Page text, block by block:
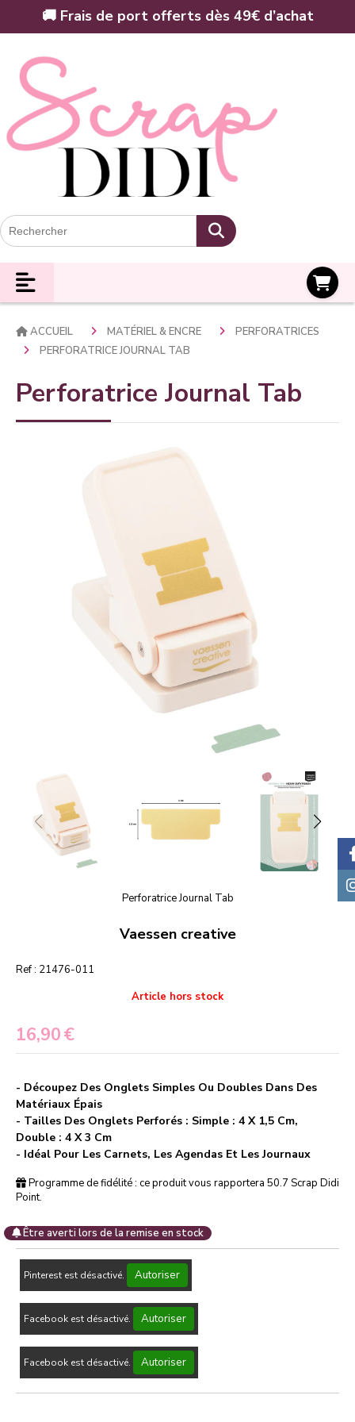
🚚 Frais de port offerts dès 49€ d’achat
ACCUEIL MATÉRIEL & ENCRE
PERFORATRICES
PERFORATRICE JOURNAL TAB
Perforatrice Journal Tab
Perforatrice Journal Tab
Vaessen creative
Ref : 21476-011
16,90€
Article hors stock
- Découpez Des Onglets Simples Ou Doubles Dans Des
Matériaux Épais
- Tailles Des Onglets Perforés : Simple : 4 X 1,5 Cm,
Double : 4 X 3 Cm
- Idéal Pour Les Carnets, Les Agendas Et Les Journaux
Programme de fidélité : ce produit vous rapportera 50.7 Scrap Didi
Point.
Être averti lors de la remise en stock
Pinterest est désactivé. Autoriser
Facebook est désactivé. Autoriser
Facebook est désactivé. Autoriser